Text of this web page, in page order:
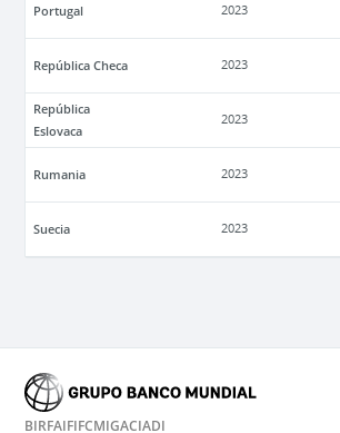
Portugal 2023
República Checa 2023
República
Eslovaca
2023
Rumania 2023
Suecia 2023
BIRFAIFIFCMIGACIADI